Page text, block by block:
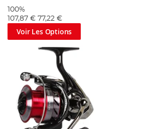
100%
107,87 € 77,22 €
Voir Les Options